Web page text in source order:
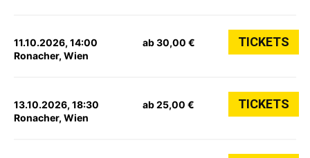
11.10.2026, 14:00
Ronacher, Wien
ab 30,00 € TICKETS
13.10.2026, 18:30
Ronacher, Wien
ab 25,00 € TICKETS